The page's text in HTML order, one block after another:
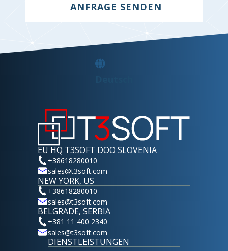
ANFRAGE SENDEN
EU HQ T3SOFT DOO SLOVENIA
+38618280010
sales@t3soft.com
NEW YORK, US
+38618280010
sales@t3soft.com
BELGRADE, SERBIA
+381 11 400 2340
sales@t3soft.com
DIENSTLEISTUNGEN